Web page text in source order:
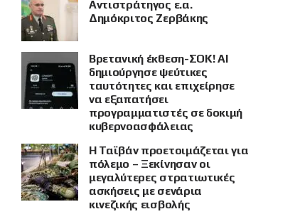
Αντιστράτηγος ε.α.
Δημόκριτος Ζερβάκης
Βρετανική έκθεση-ΣΟΚ! AI
δημιούργησε ψεύτικες
ταυτότητες και επιχείρησε
να εξαπατήσει
προγραμματιστές σε δοκιμή
κυβερνοασφάλειας
Η Ταϊβάν προετοιμάζεται για
πόλεμο – Ξεκίνησαν οι
μεγαλύτερες στρατιωτικές
ασκήσεις με σενάρια
κινεζικής εισβολής